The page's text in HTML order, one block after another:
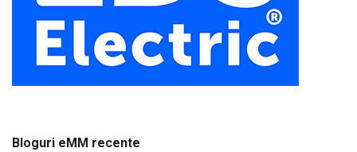
Bloguri eMM recente